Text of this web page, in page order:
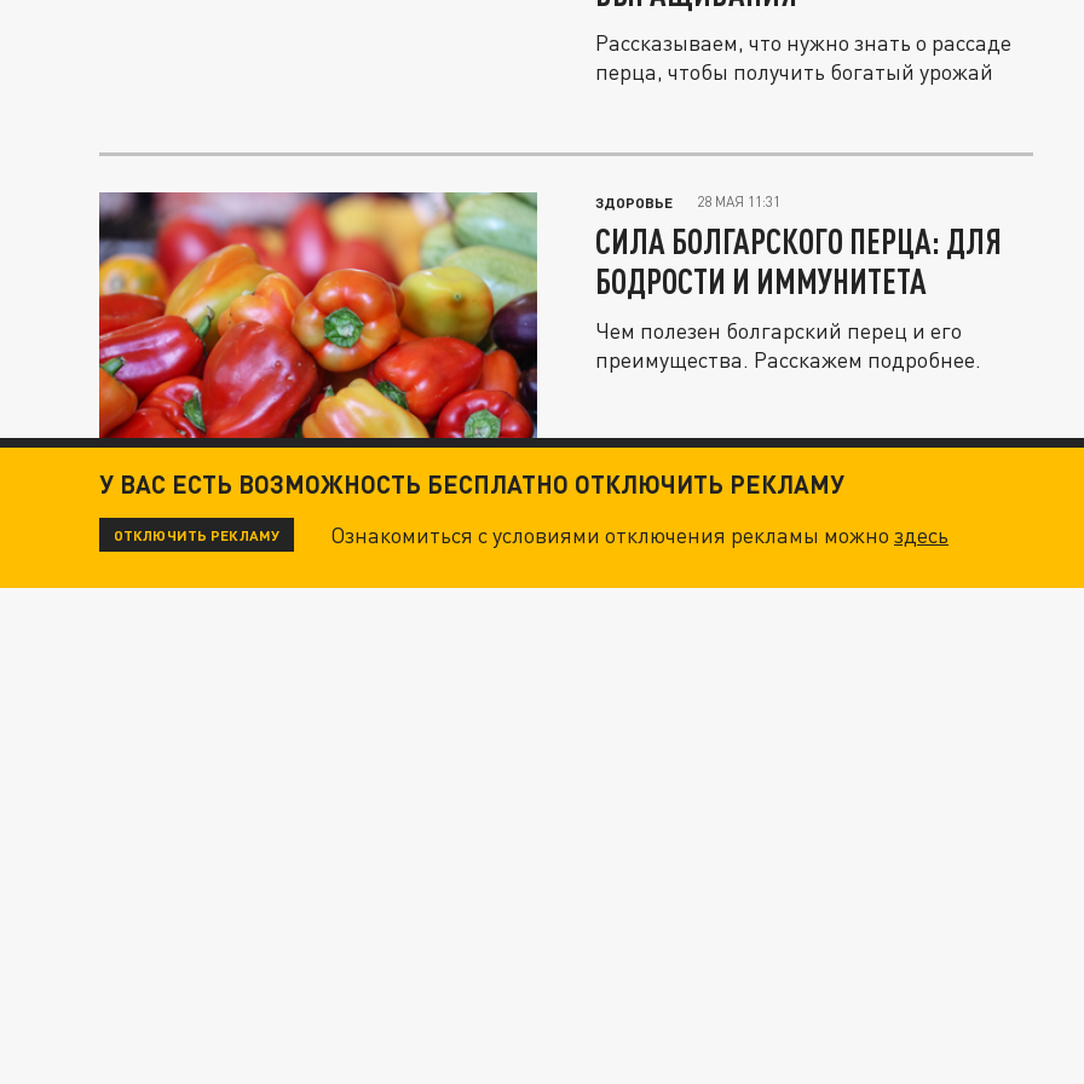
Рассказываем, что нужно знать о рассаде
перца, чтобы получить богатый урожай
ЗДОРОВЬЕ 28 МАЯ 11:31
СИЛА БОЛГАРСКОГО ПЕРЦА: ДЛЯ
БОДРОСТИ И ИММУНИТЕТА
Чем полезен болгарский перец и его
преимущества. Расскажем подробнее.
У ВАС ЕСТЬ ВОЗМОЖНОСТЬ БЕСПЛАТНО ОТКЛЮЧИТЬ РЕКЛАМУ
ОТКЛЮЧИТЬ РЕКЛАМУ Ознакомиться с условиями отключения рекламы можноздесь